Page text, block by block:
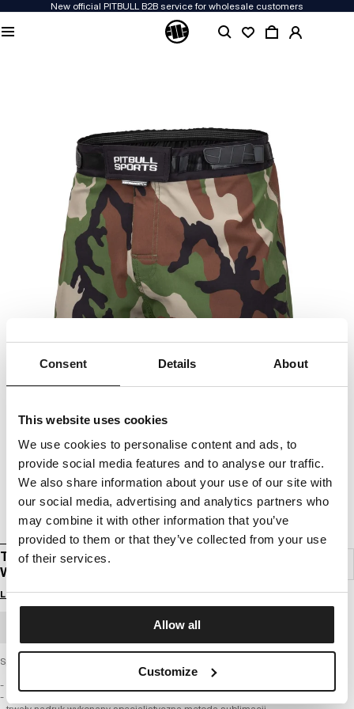
Consent Details About
This website uses cookies
We use cookies to personalise content and ads, to
provide social media features and to analyse our traffic.
We also share information about your use of our site with
our social media, advertising and analytics partners who
may combine it with other information that you’ve
provided to them or that they’ve collected from your use
of their services.
Allow all
Customize
New official PITBULL B2B service for wholesale customers
TRAINING SHORTS PERFORMANCE PRO PLUS
WOODLAND CAMO
Login to see B2B prices
Spodenki treningowe z najnowszej kolekcji firmy PIT BULL WEST COAST
- wykonane z bardzo wytrzymałego szybkoschnącego materiału
- lekka tkanina zapewniająca elastyczność oraz wygodę podczas treningów